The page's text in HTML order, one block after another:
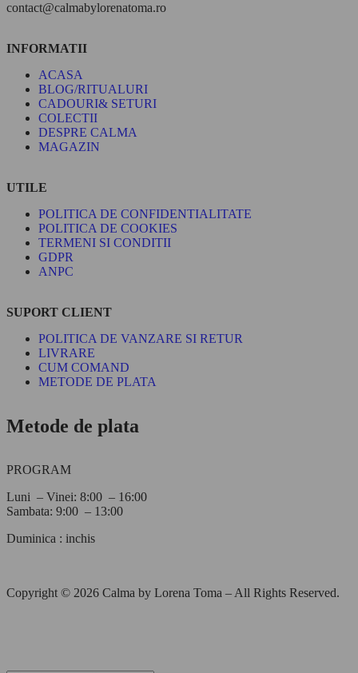
contact@calmabylorenatoma.ro
INFORMATII
ACASA
BLOG/RITUALURI
CADOURI& SETURI
COLECTII
DESPRE CALMA
MAGAZIN
UTILE
POLITICA DE CONFIDENTIALITATE
POLITICA DE COOKIES
TERMENI SI CONDITII
GDPR
ANPC
SUPORT CLIENT
POLITICA DE VANZARE SI RETUR
LIVRARE
CUM COMAND
METODE DE PLATA
Metode de plata
PROGRAM
Luni – Vinei: 8:00 – 16:00
Sambata: 9:00 – 13:00
Duminica : inchis
Copyright © 2026 Calma by Lorena Toma – All Rights Reserved.